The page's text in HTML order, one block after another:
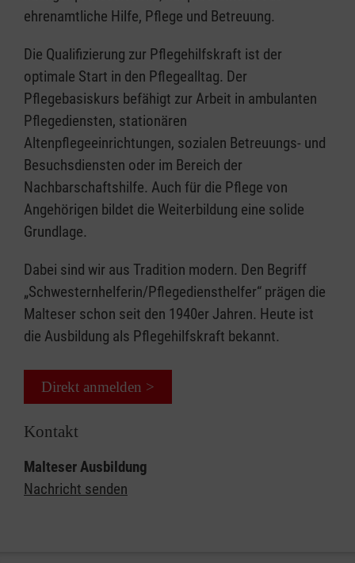
ehrenamtliche Hilfe, Pflege und Betreuung.
Die Qualifizierung zur Pflegehilfskraft ist der
optimale Start in den Pflegealltag. Der
Pflegebasiskurs befähigt zur Arbeit in ambulanten
Pflegediensten, stationären
Altenpflegeeinrichtungen, sozialen Betreuungs- und
Besuchsdiensten oder im Bereich der
Nachbarschaftshilfe. Auch für die Pflege von
Angehörigen bildet die Weiterbildung eine solide
Grundlage.
Dabei sind wir aus Tradition modern. Den Begriff
„Schwesternhelferin/Pflegediensthelfer“ prägen die
Malteser schon seit den 1940er Jahren. Heute ist
die Ausbildung als Pflegehilfskraft bekannt.
Direkt anmelden >
Kontakt
Malteser Ausbildung
Nachricht senden